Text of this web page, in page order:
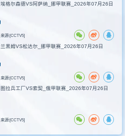
埃格尔森德VS阿萨纳_挪甲联赛_2026年07月26日
来源:[CCTV5]
兰黑姆VS松达尔_挪甲联赛_2026年07月26日
来源:[CCTV5]
图拉兵工厂VS索契_俄甲联赛_2026年07月26日
来源:[CCTV5]